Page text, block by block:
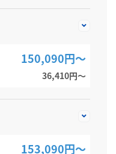
150,090円～
36,410円〜
153,090円～